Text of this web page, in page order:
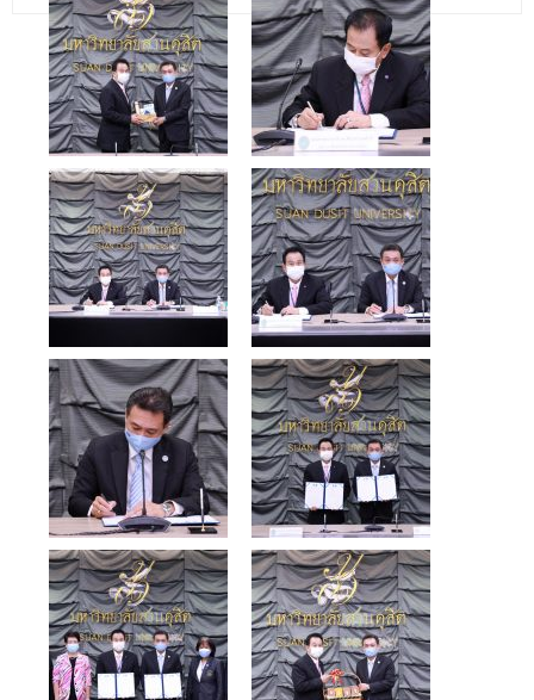
- ข่าวประชาสัมพันธ์
- กิจกรรม
- ข่าวประชาสัมพันธ์ภายนอก
- ทุน/สมัครงาน/ศึกษาต่อ
วารสารคณะ
ผลงานคณะ
- ฐานข้อมูลงานวิจัย
- การจัดการความรู้ (KM Scitech)
- โครงการบริหารจัดการพื้นที่ 10 ไร่ ด้านหลังโรงสีข้าว
สวนดุสิต จังหวัดปราจีนบุรี
- โครงการส่งเสริมการปลูกกล้วยเล็บมือนางฯ
- ผลงาน/รางวัล
- SDU Zero Waste
- งานวิจัย/นวัตกรรม
ติดต่อเรา